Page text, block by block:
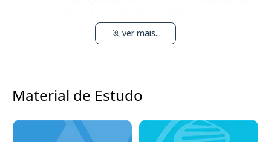
ver mais...
Material de Estudo